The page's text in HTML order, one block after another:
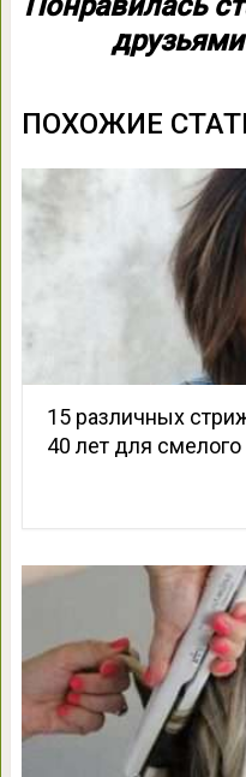
ПОХОЖИЕ
15 различных
40 лет для смелого